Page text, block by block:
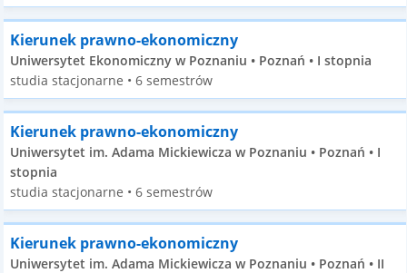
Kierunek prawno-ekonomiczny
Uniwersytet Ekonomiczny w Poznaniu • Poznań • I stopnia
studia stacjonarne • 6 semestrów
Kierunek prawno-ekonomiczny
Uniwersytet im. Adama Mickiewicza w Poznaniu • Poznań • I
stopnia
studia stacjonarne • 6 semestrów
Kierunek prawno-ekonomiczny
Uniwersytet im. Adama Mickiewicza w Poznaniu • Poznań • II